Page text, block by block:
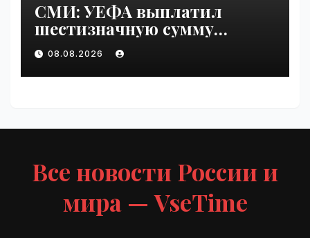
СМИ: УЕФА выплатил
шестизначную сумму
любовнице Инфантино |
VseTime.ru
08.08.2026
Все новости России и
мира — VseTime